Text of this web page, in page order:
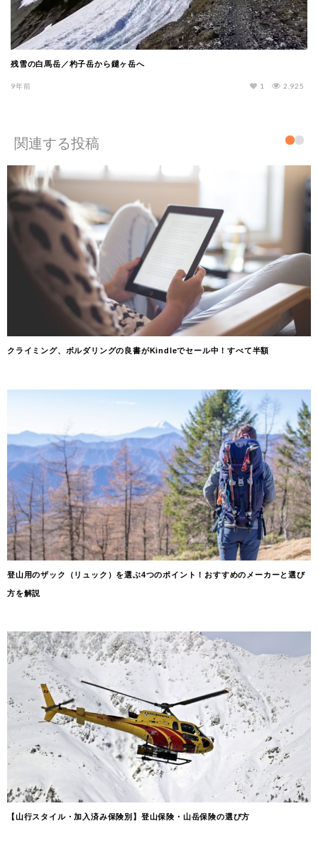
残雪の白馬岳／杓子岳から鑓ヶ岳へ
9年前 2,925
1
関連する投稿
クライミング、ボルダリングの良書がKindleでセール中！すべて半額
登山用のザック（リュック）を選ぶ4つのポイント！おすすめのメーカーと選び
方を解説
【山行スタイル・加入済み保険別】登山保険・山岳保険の選び方